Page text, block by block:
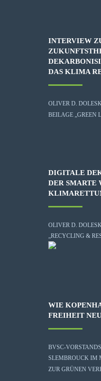
INTERVIEW
DAS KLIMA
OLIVER D.
BEILAGE „GREEN
DIGITALE
DER SMARTE
OLIVER D.
„RECYCLING &
WIE
FREIHEIT
BVSC-
SLEMBROUCK IM
ZUR GRÜNEN